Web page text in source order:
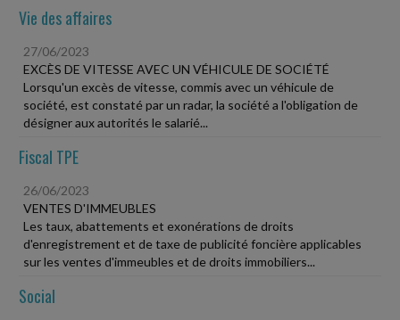
Vie des affaires
27/06/2023
EXCÈS DE VITESSE AVEC UN VÉHICULE DE SOCIÉTÉ
Lorsqu'un excès de vitesse, commis avec un véhicule de
société, est constaté par un radar, la société a l'obligation de
désigner aux autorités le salarié...
Fiscal TPE
26/06/2023
VENTES D'IMMEUBLES
Les taux, abattements et exonérations de droits
d'enregistrement et de taxe de publicité foncière applicables
sur les ventes d'immeubles et de droits immobiliers...
Social